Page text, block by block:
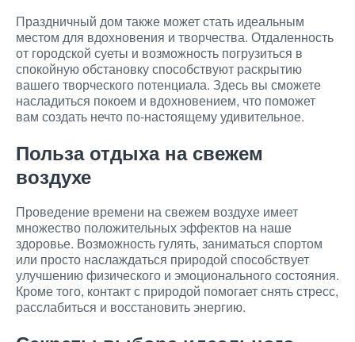
Праздничный дом также может стать идеальным
местом для вдохновения и творчества. Отдаленность
от городской суеты и возможность погрузиться в
спокойную обстановку способствуют раскрытию
вашего творческого потенциала. Здесь вы сможете
насладиться покоем и вдохновением, что поможет
вам создать нечто по-настоящему удивительное.
Польза отдыха на свежем
воздухе
Проведение времени на свежем воздухе имеет
множество положительных эффектов на наше
здоровье. Возможность гулять, заниматься спортом
или просто наслаждаться природой способствует
улучшению физического и эмоционального состояния.
Кроме того, контакт с природой помогает снять стресс,
расслабиться и восстановить энергию.